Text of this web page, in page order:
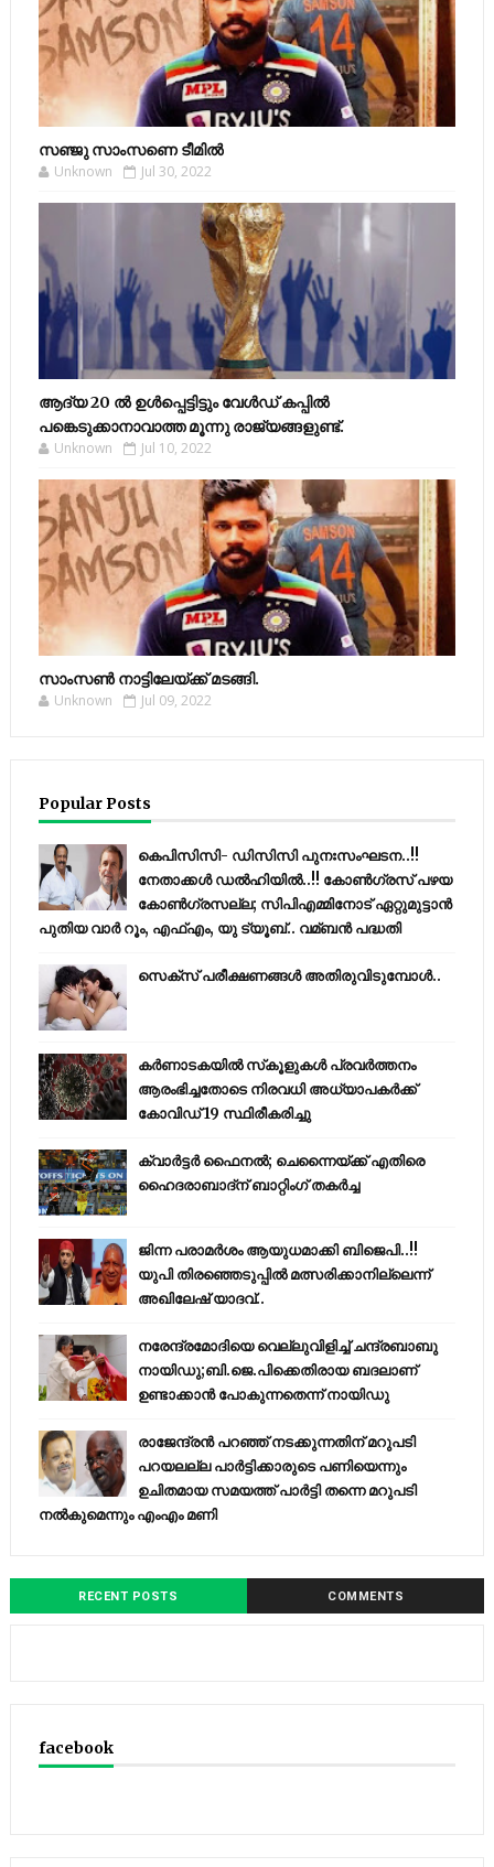
സഞ്ജു സാംസണെ ടീമില്‍
Unknown Jul 30, 2022
ആദ്യ 20 ല്‍ ഉള്‍പ്പെട്ടിട്ടും വേള്‍ഡ് കപ്പില്‍
പങ്കെടുക്കാനാവാത്ത മൂന്നു രാജ്യങ്ങളുണ്ട്.
Unknown Jul 10, 2022
സാംസണ്‍ നാട്ടിലേയ്‌ക്ക് മടങ്ങി.
Unknown Jul 09, 2022
Popular Posts
കെപിസിസി- ഡിസിസി പുനഃസംഘടന..!!
നേതാക്കൾ ഡൽഹിയിൽ..!! കോണ്‍ഗ്രസ് പഴയ
കോണ്‍ഗ്രസല്ല; സിപിഎമ്മിനോട് ഏറ്റുമുട്ടാന്‍
പുതിയ വാര്‍ റൂം, എഫ്‌എം, യു ട്യൂബ്.. വമ്ബന്‍ പദ്ധതി
സെക്സ് പരീക്ഷണങ്ങൾ അതിരുവിടുമ്പോൾ..
കര്‍ണാടകയില്‍ സ്‌കൂളുകള്‍ പ്രവര്‍ത്തനം
ആരംഭിച്ചതോടെ നിരവധി അധ്യാപകര്‍ക്ക്
കോവിഡ് 19 സ്ഥിരീകരിച്ചു
ക്വാർട്ടർ ഫൈനൽ; ചെന്നൈയ്ക്ക് എതിരെ
ഹൈദരാബാദ്ന് ബാറ്റിംഗ് തകർച്ച
ജിന്ന പരാമര്‍ശം ആയുധമാക്കി ബിജെപി..!!
യുപി തിരഞ്ഞെടുപ്പില്‍ മത്സരിക്കാനില്ലെന്ന്
അഖിലേഷ് യാദവ്..
നരേന്ദ്രമോദിയെ വെല്ലുവിളിച്ച് ചന്ദ്രബാബു
നായിഡു;ബി.ജെ.പിക്കെതിരായ ബദലാണ്
ഉണ്ടാക്കാന്‍ പോകുന്നതെന്ന് നായിഡു
രാജേന്ദ്രന്‍ പറഞ്ഞ് നടക്കുന്നതിന് മറുപടി
പറയലല്ല പാര്‍ട്ടിക്കാരുടെ പണിയെന്നും
ഉചിതമായ സമയത്ത് പാര്‍ട്ടി തന്നെ മറുപടി
നല്‍കുമെന്നും എംഎം മണി
RECENT POSTS COMMENTS
facebook